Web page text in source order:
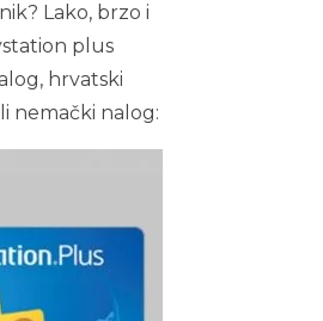
Lako, brzo i
plus
hrvatski
nemački nalog: